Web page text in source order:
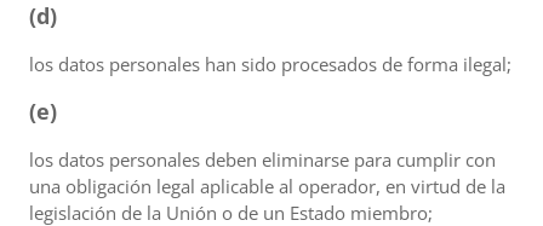
(d)
los datos personales han sido procesados de forma ilegal;
(e)
los datos personales deben eliminarse para cumplir con
una obligación legal aplicable al operador, en virtud de la
legislación de la Unión o de un Estado miembro;